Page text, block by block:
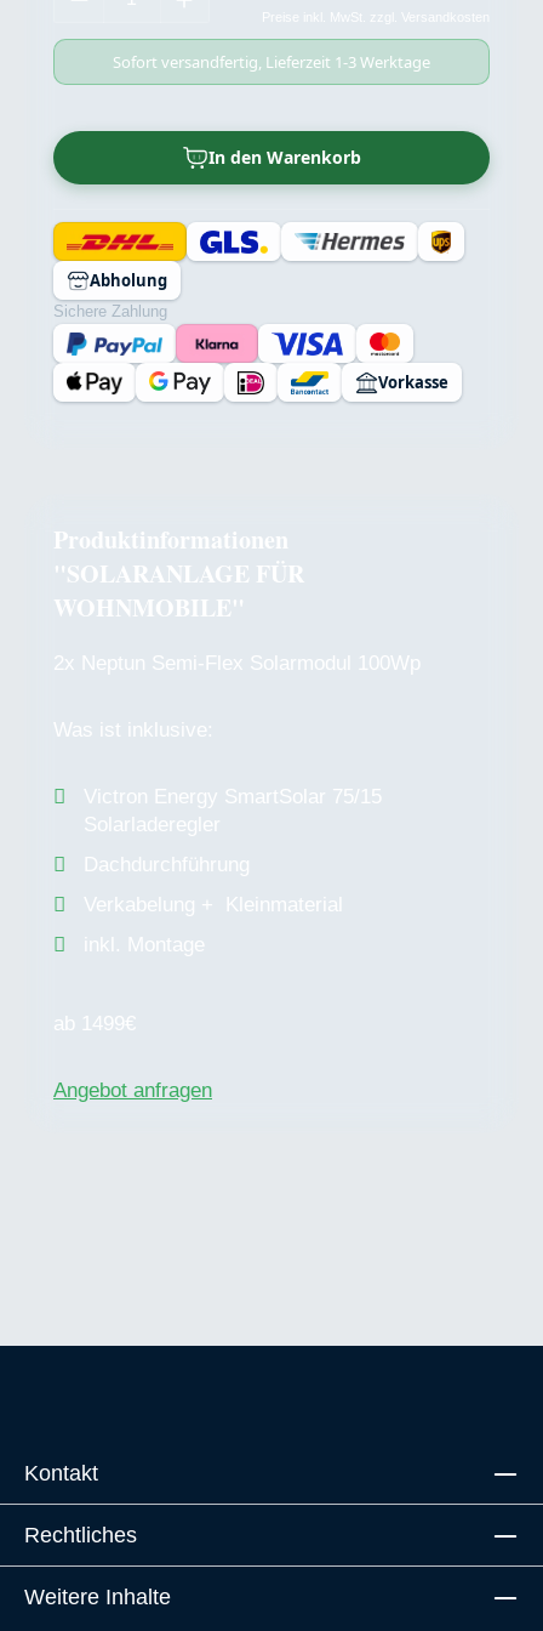
Preise inkl. MwSt. zzgl. Versandkosten
Sofort versandfertig, Lieferzeit 1-3 Werktage
In den Warenkorb
Abholung
Sichere Zahlung
Vorkasse
Produktinformationen
"SOLARANLAGE FÜR
WOHNMOBILE"
2x Neptun Semi-Flex Solarmodul 100Wp
Was ist inklusive:
Victron Energy SmartSolar 75/15
Solarladeregler
Dachdurchführung
Verkabelung + Kleinmaterial
inkl. Montage
ab 1499€
Angebot anfragen
Kontakt
Rechtliches
Weitere Inhalte